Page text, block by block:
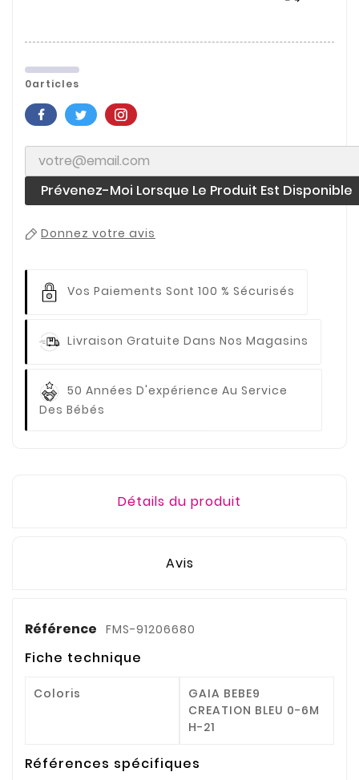
0articles
Prévenez-Moi Lorsque Le Produit Est Disponible
Donnez votre avis
Vos Paiements Sont 100 % Sécurisés
Livraison Gratuite Dans Nos Magasins
50 Années D'expérience Au Service
Des Bébés
Détails du produit
Avis
Référence FMS-91206680
Fiche technique
Coloris
GAIA BEBE9
CREATION BLEU 0-6M
H-21
Références spécifiques